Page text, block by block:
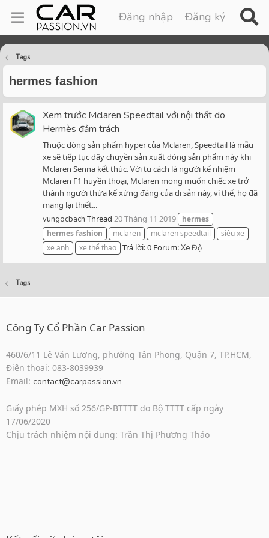
Đăng nhập Đăng ký
Tags
hermes fashion
Xem trước Mclaren Speedtail với nội thất do
Hermès đảm trách
Thuộc dòng sản phẩm hyper của Mclaren, Speedtail là mẫu
xe sẽ tiếp tục dây chuyền sản xuất dòng sản phẩm này khi
Mclaren Senna kết thúc. Với tu cách là người kế nhiệm
Mclaren F1 huyền thoại, Mclaren mong muốn chiếc xe trở
thành người thừa kế xứng đáng của di sản này, vì thế, họ đã
mang lại thiết...
vungocbach Thread 20 Tháng 11 2019
hermes
hermesfashion mclaren mclaren speedtail
siêu xe
xe anh
xe thể thao Trả lời: 0 Forum:Xe Độ
Tags
Công Ty Cổ Phần Car Passion
460/6/11 Lê Văn Lương, phường Tân Phong, Quận 7, TP.HCM,
Điện thoại: 083-8039939
Email: contact@carpassion.vn
Giấy phép MXH số 256/GP-BTTTT do Bộ TTTT cấp ngày
17/06/2020
Chịu trách nhiệm nội dung: Trần Thị Phương Thảo